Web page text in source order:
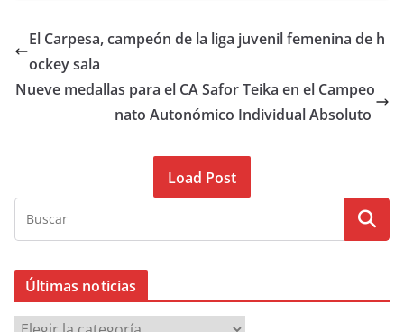
El Carpesa, campeón de la liga juvenil femenina de h
ockey sala
Nueve medallas para el CA Safor Teika en el Campeo
nato Autonómico Individual Absoluto
Load Post
Últimas noticias
Ú